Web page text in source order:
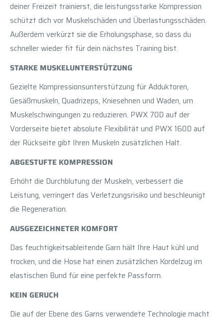
deiner Freizeit trainierst, die leistungsstarke Kompression
schützt dich vor Muskelschäden und Überlastungsschäden.
Außerdem verkürzt sie die Erholungsphase, so dass du
schneller wieder fit für dein nächstes Training bist.
STARKE MUSKELUNTERSTÜTZUNG
Gezielte Kompressionsunterstützung für Adduktoren,
Gesäßmuskeln, Quadrizeps, Kniesehnen und Waden, um
Muskelschwingungen zu reduzieren. PWX 70D auf der
Vorderseite bietet absolute Flexibilität und PWX 160D auf
der Rückseite gibt Ihren Muskeln zusätzlichen Halt.
ABGESTUFTE KOMPRESSION
Erhöht die Durchblutung der Muskeln, verbessert die
Leistung, verringert das Verletzungsrisiko und beschleunigt
die Regeneration.
AUSGEZEICHNETER KOMFORT
Das feuchtigkeitsableitende Garn hält Ihre Haut kühl und
trocken, und die Hose hat einen zusätzlichen Kordelzug im
elastischen Bund für eine perfekte Passform.
KEIN GERUCH
Die auf der Ebene des Garns verwendete Technologie macht